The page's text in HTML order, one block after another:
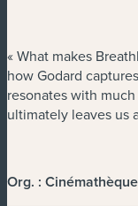
« What makes
how Godard
resonates with
ultimately leaves us
Org. : Cinémathèque